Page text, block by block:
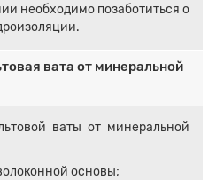
необходимо позаботиться о
вата от минеральной
ваты от минеральной
основы;